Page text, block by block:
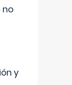
y